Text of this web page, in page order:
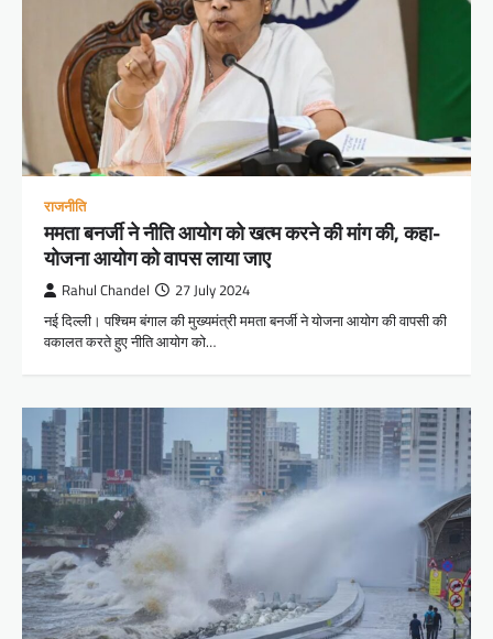
राजनीति
ममता बनर्जी ने नीति आयोग को खत्म करने की मांग की, कहा-
योजना आयोग को वापस लाया जाए
Rahul Chandel 27 July 2024
नई दिल्ली। पश्चिम बंगाल की मुख्यमंत्री ममता बनर्जी ने योजना आयोग की वापसी की
वकालत करते हुए नीति आयोग को…